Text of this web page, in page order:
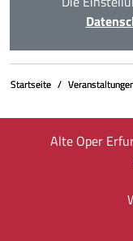
Startseite
Alte Oper